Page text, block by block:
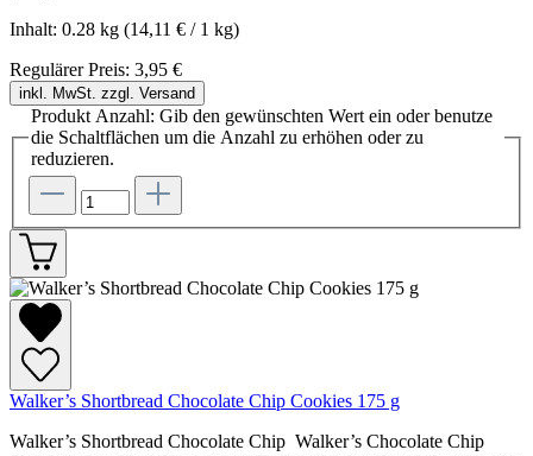
Inhalt: 0.28 kg (14,11 € / 1 kg)
Regulärer Preis: 3,95 €
inkl. MwSt. zzgl. Versand
Produkt Anzahl: Gib den gewünschten Wert ein oder benutze
die Schaltflächen um die Anzahl zu erhöhen oder zu
reduzieren.
Walker’s Shortbread Chocolate Chip Cookies 175 g
Walker’s Shortbread Chocolate Chip Walker’s Chocolate Chip